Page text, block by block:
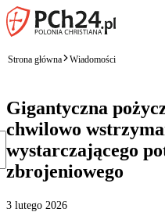
Strona główna Wiadomości
Gigantyczna
chwilowo
wystarczającego
zbrojeniowego
3 lutego 2026